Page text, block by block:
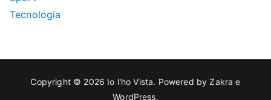
Tecnologia
Copyright © 2026 Io l'ho Vista. Powered byZakra e
WordPress.